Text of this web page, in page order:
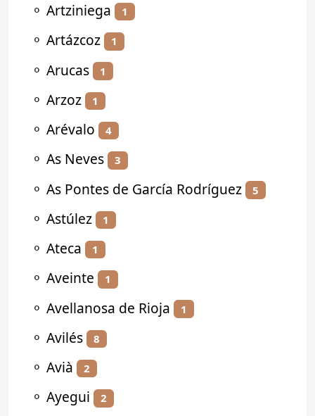
⚬ Artziniega 1
⚬ Artázcoz 1
⚬ Arucas 1
⚬ Arzoz 1
⚬ Arévalo 4
⚬ As Neves 3
⚬ As Pontes de García Rodríguez 5
⚬ Astúlez 1
⚬ Ateca 1
⚬ Aveinte 1
⚬ Avellanosa de Rioja 1
⚬ Avilés 8
⚬ Avià 2
⚬ Ayegui 2